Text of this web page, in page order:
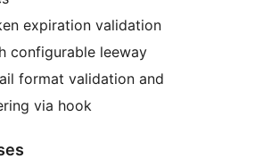
expiration validation
configurable leeway
format validation and
via hook